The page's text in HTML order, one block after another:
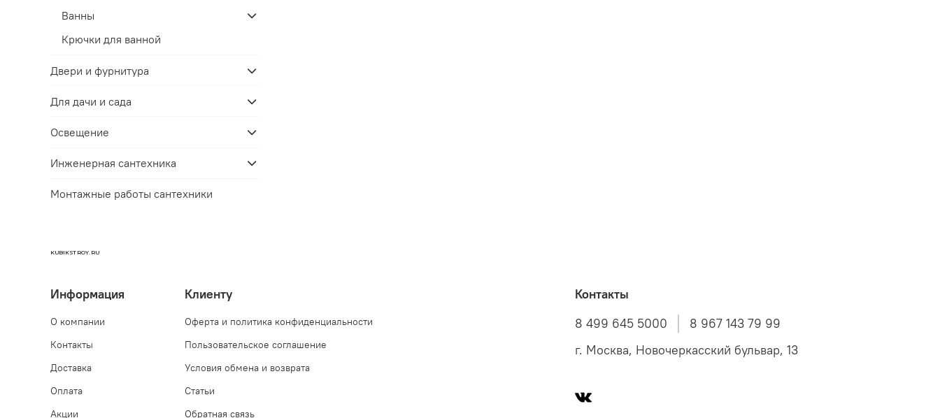
Ванны
Крючки для ванной
Двери и фурнитура
Для дачи и сада
Освещение
Инженерная сантехника
Монтажные работы сантехники
KUBIKSTROY.RU
Информация
О компании
Контакты
Доставка
Оплата
Акции
Клиенту
Оферта и политика конфиденциальности
Пользовательское соглашение
Условия обмена и возврата
Статьи
Обратная связь
Контакты
8 499 645 5000
8 967 143 79 99
г. Москва, Новочеркасский бульвар, 13